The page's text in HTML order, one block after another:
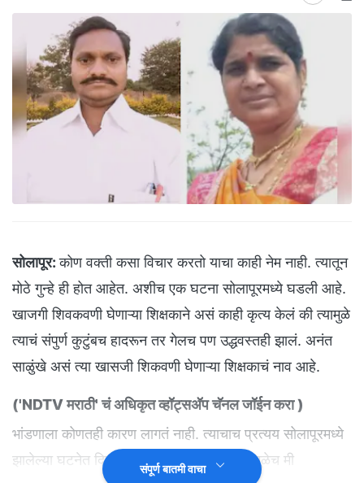
सोलापूर: कोण वक्ती कसा विचार करतो याचा काही नेम नाही. त्यातून
मोठे गुन्हे ही होत आहेत. अशीच एक घटना सोलापूरमध्ये घडली आहे.
खाजगी शिवकवणी घेणाऱ्या शिक्षकाने असं काही कृत्य केलं की त्यामुळे
त्याचं संपुर्ण कुटुंबच हादरून तर गेलच पण उद्धवस्तही झालं. अनंत
साळुंखे असं त्या खासजी शिकवणी घेणाऱ्या शिक्षकाचं नाव आहे.
('NDTV मराठी' चं अधिकृत व्हॉट्सअ‍ॅप चॅनल जॉईन करा)
भांडणाला कोणतही कारण लागतं नाही. त्याचाच प्रत्यय सोलापूरमध्ये
झालेल्या घटनेत दिसून येतो. 'तुझ्या भिशी लावण्यामुळेच मी
संपूर्ण बातमी वाचा